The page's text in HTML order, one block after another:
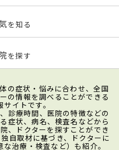
を知る
を探す
の症状・悩みに合わせ、全国
の情報を調べることができる
イトです。
診療時間、医院の特徴などの
症状、病名、検査名などから
、ドクターを探すことができ
自取材に基づき、ドクターに
治療・検査など）も紹介。